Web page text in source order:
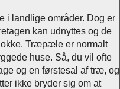
i landlige områder. Dog er
kan udnyttes og de
Træpæle er normalt
huse. Så, du vil ofte
og en førstesal af træ, og
ikke bryder sig om at